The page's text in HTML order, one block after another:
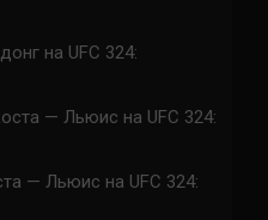
на UFC 324:
— Льюис на UFC 324:
— Льюис на UFC 324: